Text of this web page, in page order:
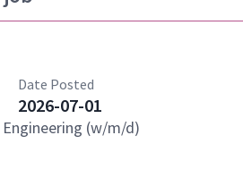
Date Posted
2026-07-01
(w/m/d)